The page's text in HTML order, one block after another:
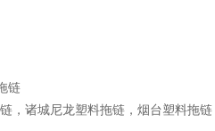
链
，诸城尼龙塑料拖链，烟台塑料拖